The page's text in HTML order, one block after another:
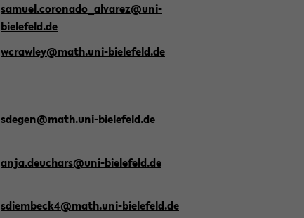
sa­mu­el.co­ro­na­do_al­va­rez@uni-​
bielefeld.de
wcraw­ley@math.uni-​bielefeld.de
sde­gen@math.uni-​bielefeld.de
anja.deu­ch­ars@uni-​bielefeld.de
sdiembeck4@math.uni-​bielefeld.de